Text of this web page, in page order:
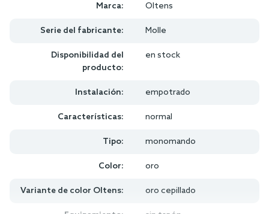
Marca: Oltens
Serie del fabricante: Molle
Disponibilidad del
producto:
en stock
Instalación: empotrado
Características: normal
Tipo: monomando
Color: oro
Variante de color Oltens: oro cepillado